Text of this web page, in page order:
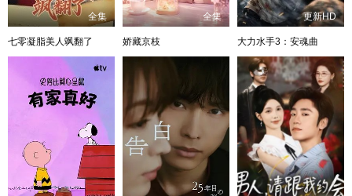
全集
七零凝脂美人飒翻了
全集
娇藏京枝
更新HD
大力水手3：安魂曲